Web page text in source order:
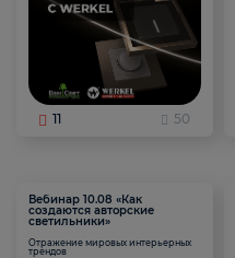
11 50
Вебинар 10.08 «Как
создаются авторские
светильники»
Отражение мировых интерьерных
трендов